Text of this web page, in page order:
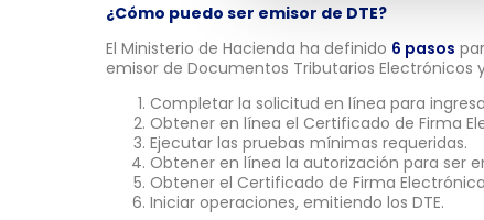
¿Cómo puedo ser emisor de DTE?
El Ministerio de Hacienda ha definido 6 pasos
emisor de Documentos Tributarios Electrónicos
Completar la solicitud en línea para
Obtener en línea el Certificado de Firma
Ejecutar las pruebas mínimas requeridas.
Obtener en línea la autorización para ser
Obtener el Certificado de Firma
Iniciar operaciones, emitiendo los DTE.